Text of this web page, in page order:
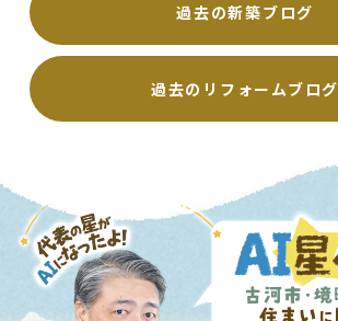
過去の新築ブログ
過去のリフォームブログ